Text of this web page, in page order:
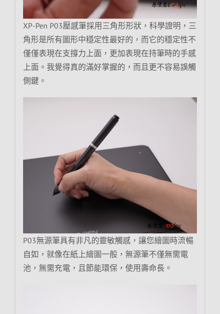
XP-Pen P03壓感筆採用三角形形狀，科學證明，三
角形是所有圖形中穩定性最好的，而它的穩定性不
僅僅表現在支撐力上面，更加表現在持筆時的手感
上面。我覺得真的滿好掌握的，而且更不容易誤觸
側鍵。
P03無源筆具有非凡的靈敏觸感，讓您繪圖時流暢
自如，就像在紙上繪圖一般，無源筆不僅無需電
池，無需充電，且節能環保，使用壽命長。